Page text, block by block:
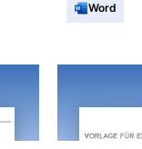
Word